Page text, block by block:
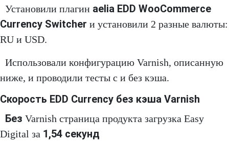
Установили плагин aelia EDD WooCommerce
Currency Switcher и установили 2 разные валюты:
RU и USD.
Использовали конфигурацию Varnish, описанную
ниже, и проводили тесты с и без кэша.
Скорость EDD Currency без кэша Varnish
Без Varnish страница продукта загрузка Easy
Digital за 1,54 секунд